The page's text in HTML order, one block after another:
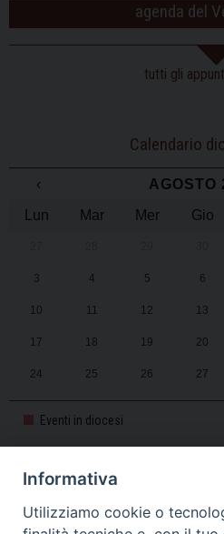
agenda del
tutti gli
Calendario
‹ AGOSTO
Lun
Mar Mer Gio
3 4 5 6
10 11 12 13
17 18 19 20
24 25 26 27
Eventi in diocesi
CALENDARIO
Informativa
Utilizziamo cookie o